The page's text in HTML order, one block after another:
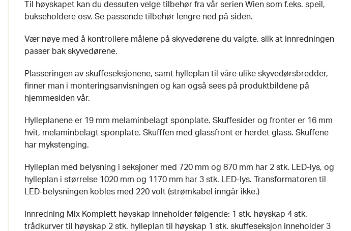
Til høyskapet kan du dessuten velge tilbehør fra vår serien Wien som f.eks. speil,
bukseholdere osv. Se passende tilbehør lengre ned på siden.
Vær nøye med å kontrollere målene på skyvedørene du valgte, slik at innredningen
passer bak skyvedørene.
Plasseringen av skuffeseksjonene, samt hylleplan til våre ulike skyvedørsbredder,
finner man i monteringsanvisningen og kan også sees på produktbildene på
hjemmesiden vår.
Hylleplanene er 19 mm melaminbelagt sponplate. Skuffesider og fronter er 16 mm
hvit, melaminbelagt sponplate. Skufffen med glassfront er herdet glass. Skuffene
har mykstenging.
Hylleplan med belysning i seksjoner med 720 mm og 870 mm har 2 stk. LED-lys, og
hylleplan i størrelse 1020 mm og 1170 mm har 3 stk. LED-lys. Transformatoren til
LED-belysningen kobles med 220 volt (strømkabel inngår ikke.)
Innredning Mix Komplett høyskap inneholder følgende: 1 stk. høyskap 4 stk.
trådkurver til høyskap 2 stk. hylleplan til høyskap 1 stk. skuffeseksjon inneholder 3